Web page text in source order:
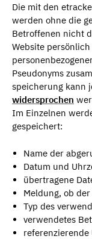
Die mit den
werden ohne die
Betroffenen nicht
Website
Pseudonyms
speicherung kann
widersprochen
Im Einzelnen
gespeichert:
Name der
Datum und
übertragene
Meldung, ob
Typ des
verwendetes
referenzierende